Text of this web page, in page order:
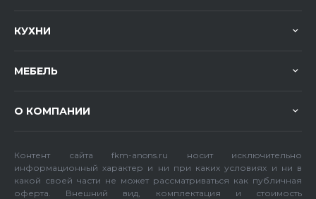
КУХНИ
МЕБЕЛЬ
О КОМПАНИИ
Контент сайта fkm-anons.ru носит исключительно
информационный характер и ни при каких условиях и ни в
какой своей части не может рассматриваться как публичная
оферта. Внешний вид, комплектация и стоимость